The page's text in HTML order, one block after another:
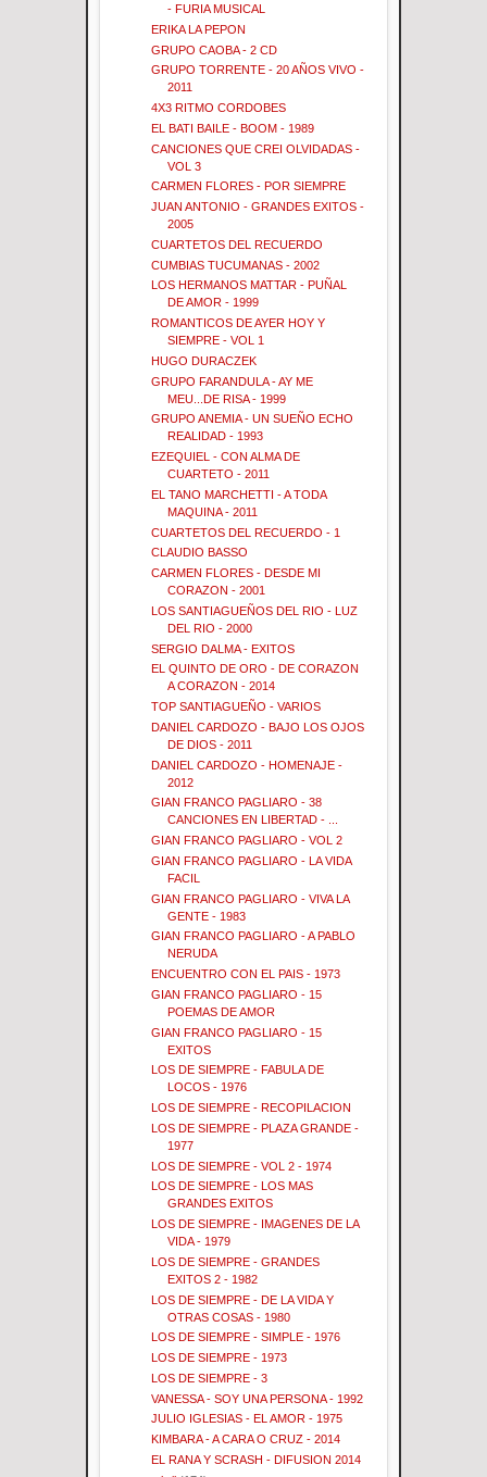
- FURIA MUSICAL
ERIKA LA PEPON
GRUPO CAOBA - 2 CD
GRUPO TORRENTE - 20 AÑOS VIVO -
2011
4X3 RITMO CORDOBES
EL BATI BAILE - BOOM - 1989
CANCIONES QUE CREI OLVIDADAS -
VOL 3
CARMEN FLORES - POR SIEMPRE
JUAN ANTONIO - GRANDES EXITOS -
2005
CUARTETOS DEL RECUERDO
CUMBIAS TUCUMANAS - 2002
LOS HERMANOS MATTAR - PUÑAL
DE AMOR - 1999
ROMANTICOS DE AYER HOY Y
SIEMPRE - VOL 1
HUGO DURACZEK
GRUPO FARANDULA - AY ME
MEU...DE RISA - 1999
GRUPO ANEMIA - UN SUEÑO ECHO
REALIDAD - 1993
EZEQUIEL - CON ALMA DE
CUARTETO - 2011
EL TANO MARCHETTI - A TODA
MAQUINA - 2011
CUARTETOS DEL RECUERDO - 1
CLAUDIO BASSO
CARMEN FLORES - DESDE MI
CORAZON - 2001
LOS SANTIAGUEÑOS DEL RIO - LUZ
DEL RIO - 2000
SERGIO DALMA - EXITOS
EL QUINTO DE ORO - DE CORAZON
A CORAZON - 2014
TOP SANTIAGUEÑO - VARIOS
DANIEL CARDOZO - BAJO LOS OJOS
DE DIOS - 2011
DANIEL CARDOZO - HOMENAJE -
2012
GIAN FRANCO PAGLIARO - 38
CANCIONES EN LIBERTAD - ...
GIAN FRANCO PAGLIARO - VOL 2
GIAN FRANCO PAGLIARO - LA VIDA
FACIL
GIAN FRANCO PAGLIARO - VIVA LA
GENTE - 1983
GIAN FRANCO PAGLIARO - A PABLO
NERUDA
ENCUENTRO CON EL PAIS - 1973
GIAN FRANCO PAGLIARO - 15
POEMAS DE AMOR
GIAN FRANCO PAGLIARO - 15
EXITOS
LOS DE SIEMPRE - FABULA DE
LOCOS - 1976
LOS DE SIEMPRE - RECOPILACION
LOS DE SIEMPRE - PLAZA GRANDE -
1977
LOS DE SIEMPRE - VOL 2 - 1974
LOS DE SIEMPRE - LOS MAS
GRANDES EXITOS
LOS DE SIEMPRE - IMAGENES DE LA
VIDA - 1979
LOS DE SIEMPRE - GRANDES
EXITOS 2 - 1982
LOS DE SIEMPRE - DE LA VIDA Y
OTRAS COSAS - 1980
LOS DE SIEMPRE - SIMPLE - 1976
LOS DE SIEMPRE - 1973
LOS DE SIEMPRE - 3
VANESSA - SOY UNA PERSONA - 1992
JULIO IGLESIAS - EL AMOR - 1975
KIMBARA - A CARA O CRUZ - 2014
EL RANA Y SCRASH - DIFUSION 2014